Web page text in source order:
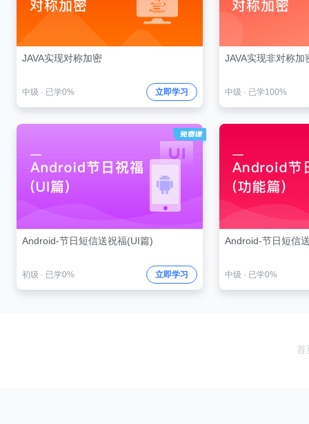
JAVA实现对称加密
中级 · 已学0% 立即学习
JAVA实现非对称加
中级 · 已学100%
Android-节日短信送祝福(UI篇)
初级 · 已学0% 立即学习
Android-节日短信
中级 · 已学0%
首